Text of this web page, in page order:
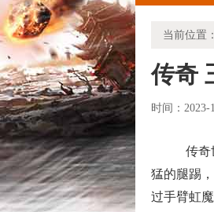
当前位置：
传奇
时间：2023-
传奇
猛的腿踢
过手臂虹